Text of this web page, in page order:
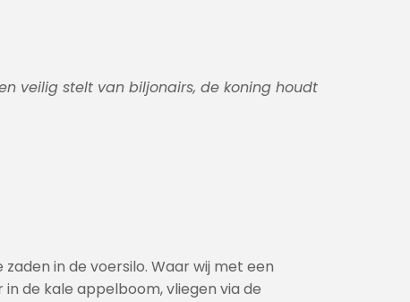
veilig stelt van biljonairs, de koning houdt
in de voersilo. Waar wij met een
de kale appelboom, vliegen via de